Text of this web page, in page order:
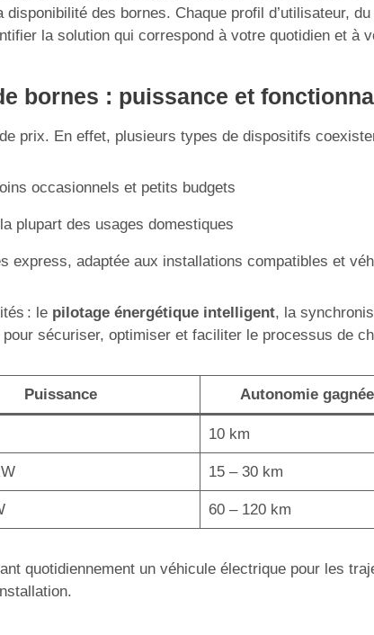
des bornes. Chaque profil d’utilisateur,
la solution qui correspond à votre quotidien et à
bornes : puissance et
prix. En effet, plusieurs types de dispositifs
occasionnels et petits budgets
plupart des usages domestiques
express, adaptée aux installations compatibles et
: le pilotage énergétique intelligent, la
sécuriser, optimiser et faciliter le processus de
Puissance Autonomie
10 km
15 – 30 km
60 – 120 km
quotidiennement un véhicule électrique pour les